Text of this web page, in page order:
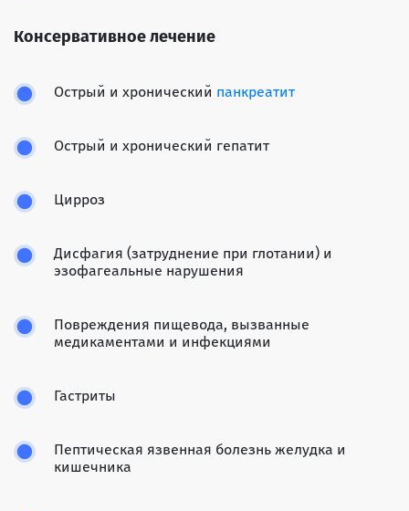
Консервативное лечение
Острый и хронический панкреатит
Острый и хронический гепатит
Цирроз
Дисфагия (затруднение при глотании) и
эзофагеальные нарушения
Повреждения пищевода, вызванные
медикаментами и инфекциями
Гастриты
Пептическая язвенная болезнь желудка и
кишечника